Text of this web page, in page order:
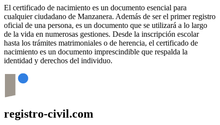
El certificado de nacimiento es un documento esencial para
cualquier ciudadano de Manzanera. Además de ser el primer registro
oficial de una persona, es un documento que se utilizará a lo largo
de la vida en numerosas gestiones. Desde la inscripción escolar
hasta los trámites matrimoniales o de herencia, el certificado de
nacimiento es un documento imprescindible que respalda la
identidad y derechos del individuo.
registro-civil.com